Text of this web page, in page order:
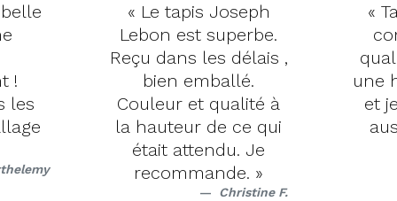
!
les
« Le tapis Joseph
Lebon est superbe.
Reçu dans les délais ,
bien emballé.
Couleur et qualité à
la hauteur de ce qui
était attendu. Je
recommande. »
Christine F.
«
une
et